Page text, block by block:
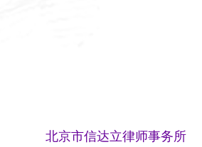
北京市信达立律师事务所